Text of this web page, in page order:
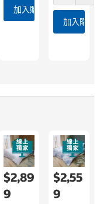
加入購物車
加入購物
$2,89
9
$2,55
9